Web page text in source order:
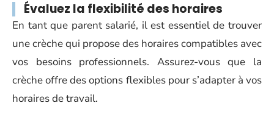
Évaluez la flexibilité des horaires
En tant que parent salarié, il est essentiel de trouver
une crèche qui propose des horaires compatibles avec
vos besoins professionnels. Assurez-vous que la
crèche offre des options flexibles pour s’adapter à vos
horaires de travail.